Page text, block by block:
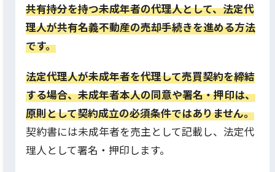
共有持分を持つ未成年者の代理人として、法定代
理人が共有名義不動産の売却手続きを進める方法
です。
法定代理人が未成年者を代理して売買契約を締結
する場合、未成年者本人の同意や署名・押印は、
原則として契約成立の必須条件ではありません。
契約書には未成年者を売主として記載し、法定代
理人として署名・押印します。